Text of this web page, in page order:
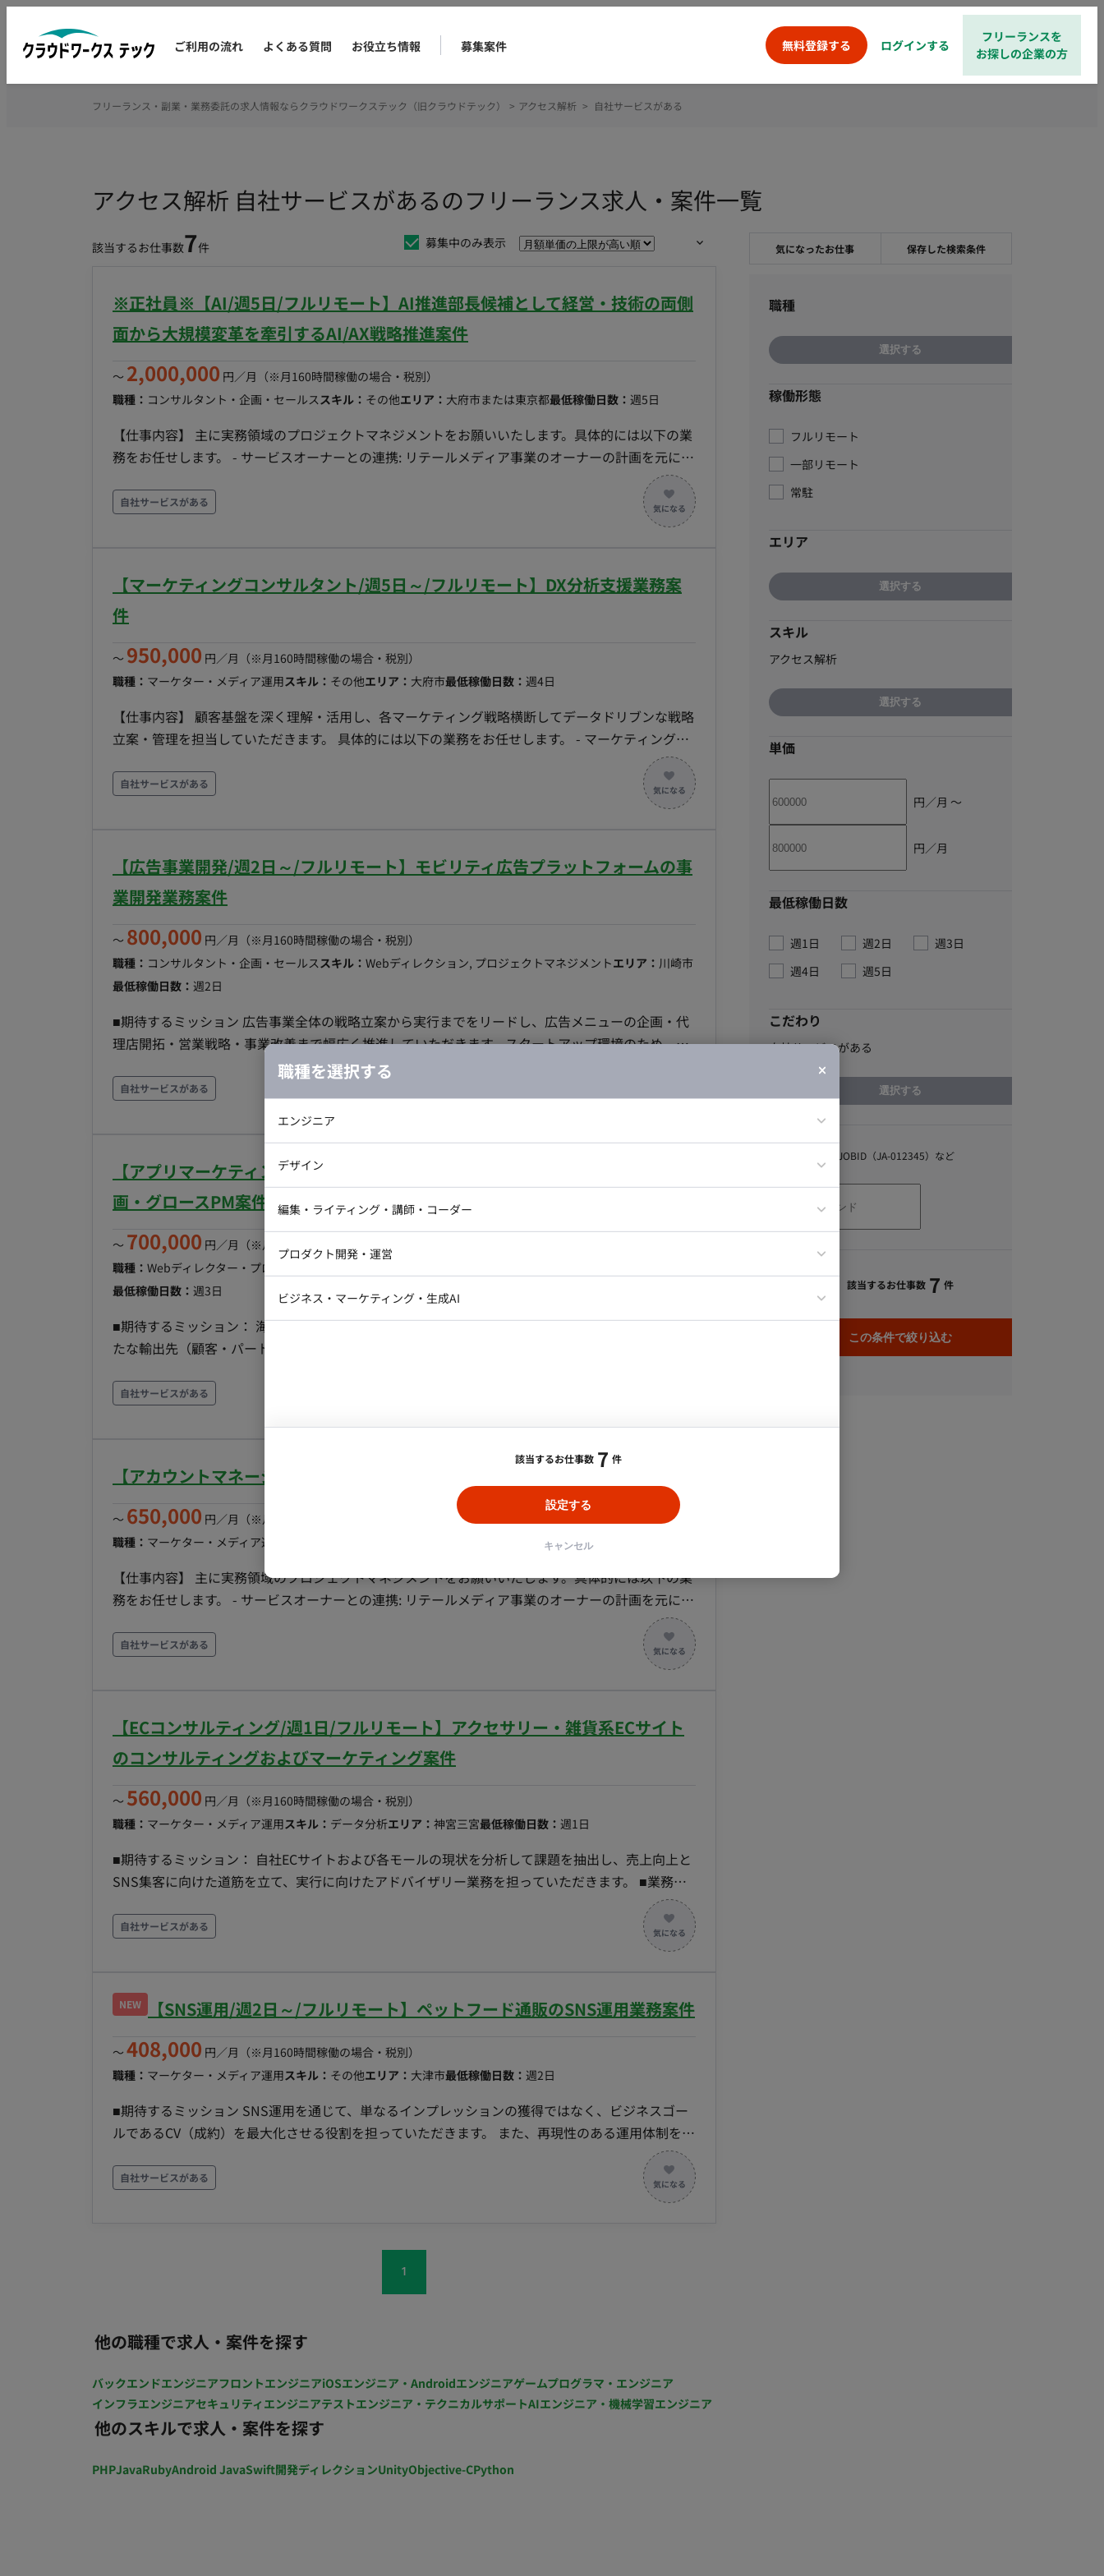
ご利用の流れ よくある質問 お役立ち情報 募集案件 無料登録する ログインする
フリーランスを
お探しの企業の方
アクセス解析 自社サービスがあるのフリーランス求人・案件一覧
該当するお仕事数7件 募集中のみ表示
※正社員※【AI/週5日/フルリモート】AI推進部長候補として経営・技術の両側
面から大規模変革を牽引するAI/AX戦略推進案件
〜 2,000,000 円／月 （※月160時間稼働の場合・税別）
職種： コンサルタント・企画・セールススキル： その他エリア： 大府市または東京都最低稼働日数： 週5日
【仕事内容】 主に実務領域のプロジェクトマネジメントをお願いいたします。具体的には以下の業
務をお任せします。 - サービスオーナーとの連携: リテールメディア事業のオーナーの計画を元に、
チームのフィジビリティを管理。 - チームのKPIやPDCA管理: チームメンバーの業務課題を見つ
け、PDCAを回すための支援を行う。 - 各アカウントのKPI管理: 戦略/戦術から引かれたKPIを達成す
るための阻害要因を解消し、施策を遂行する。 - ステークホルダーマネジメント: メーカーや代理
び社内の会議体の設定とファシリテーション。 - 戦略層への成長戦略提案支援: オーナーが社内の戦
略構築層へ説明・提案を行う際の、資料や報告内容の整理。
自社サービスがある
【マーケティングコンサルタント/週5日～/フルリモート】DX分析支援業務案
件
〜 950,000 円／月 （※月160時間稼働の場合・税別）
職種： マーケター・メディア運用スキル： その他エリア： 大府市最低稼働日数： 週4日
【仕事内容】 顧客基盤を深く理解・活用し、各マーケティング戦略横断してデータドリブンな戦略
立案・管理を担当していただきます。 具体的には以下の業務をお任せします。 - マーケティング戦
略策定: マーケティング領域における当社ストラテジストのビジョンを理解し、ロイヤルカスタマ
ー戦略や会員育成領域のロードマップ描く。 - フィジビリティの検証: 社内の資源を踏まえた戦略の
フィジビリティを検証し全体進捗の管理を行う。必要に応じてストラテジストへ資源追加の提案を
当社の顧客セグメントを深く理解し、アプリ/SNSなどのチャネルを活用した育成シナリオを構成し
具体的な戦術を策定する。 - 必要な人材モデルの作成: 構想した顧客育成シナリオの実現に必要なス
れた内容を評価し、最適なベンダー等の支援会社の選定を支援。 - ROI（投資対効果）モデルの作
成: 各戦術の費用対効果を定量的に評価するためのROIモデルを作成し、経営層への説明・合意形成
を行う。 - 経営層への報告・提案支援: 検討状況や計画内容について、ストラテジストが定期的に経
部以外の関連部門と密に連携し、情報共有や意見交換を行いながら計画を推進。
自社サービスがある
【広告事業開発/週2日～/フルリモート】モビリティ広告プラットフォームの事
業開発業務案件
〜 800,000 円／月 （※月160時間稼働の場合・税別）
職種： コンサルタント・企画・セールススキル： Webディレクション, プロジェクトマネジメントエリア： 川崎市
最低稼働日数： 週2日
■期待するミッション 広告事業全体の戦略立案から実行までをリードし、広告メニューの企画・代
理店開拓・営業戦略・事業改善まで幅広く推進していただきます。スタートアップ環境のため、戦
略立案だけでなく実務にも携わるプレイングマネージャーとしての活躍を期待しています。 ■業務
内容・担当工程 【広告プロダクト・広告メニュー開発】 広告メニューの企画・設計 商品設計の標
立案 広告代理店の新規開拓 提案資料・営業資料の作成 代理店とのリレーション構築 【広告主向け
アントへの報告支援 【事業戦略・オペレーション改善】 事業戦略への提言 営業・運用オペレーシ
ョン改善 スキーム設計 将来的な営業・企画体制の構想支援 ■働き方 稼働量：応相談 リモート稼
働：リモート可 稼働時間：平日10:00〜19:00のうち数時間～を想定 契約期間：長期可
自社サービスがある
【アプリマーケティング/週4日～/一部リモート】スマホアプリのコンテンツ企
画・グロースPM案件
〜 700,000 円／月 （※月160時間稼働の場合・税別）
職種： Webディレクター・プロデューサー・プロジェクトマネージャー
最低稼働日数： 週3日
■期待するミッション： 海外輸出領域の事業責任者として、0から1の立ち上げフェーズにおける新
たな輸出先（顧客・パートナー）の開拓、アライアンス構築、マーケティングプランの策定などを
務内容・担当工程： ・新たな輸出先（顧客・パートナー）の開拓およびアライアンス構築 ・各国
ンボーディング期間は出社となります。（以降はリモート稼働想定）
自社サービスがある
【アカウントマネージャー/週5日～/フルリモート】小売業の広告運営業務案件
〜 650,000 円／月 （※月160時間稼働の場合・税別）
職種： マーケター・メディア運用 週4日
【仕事内容】 主に実務領域のプロジェクトマネジメントをお願いいたします。具体的には以下の業
務をお任せします。 - サービスオーナーとの連携: リテールメディア事業のオーナーの計画を元に、
チームのフィジビリティを管理。 - チームのKPIやPDCA管理: チームメンバーの業務課題を見つ
け、PDCAを回すための支援を行う。 - 各アカウントのKPI管理: 戦略/戦術から引かれたKPIを達成す
るための阻害要因を解消し、施策を遂行する。 - ステークホルダーマネジメント: メーカーや代理
び社内の会議体の設定とファシリテーション。 - 戦略層への成長戦略提案支援: オーナーが社内の戦
略構築層へ説明・提案を行う際の、資料や報告内容の整理。
自社サービスがある
【ECコンサルティング/週1日/フルリモート】アクセサリー・雑貨系ECサイト
のコンサルティングおよびマーケティング案件
〜 560,000 円／月 （※月160時間稼働の場合・税別）
職種： マーケター・メディア運用スキル： データ分析エリア： 神宮三宮最低稼働日数： 週1日
■期待するミッション： 自社ECサイトおよび各モールの現状を分析して課題を抽出し、売上向上と
SNS集客に向けた道筋を立て、実行に向けたアドバイザリー業務を担っていただきます。 ■業務内
容・担当工程： 【要件定義・設計・保守運用】 ・各種ECサイト・モールの現状分析および改善課
題の洗い出し ・売上向上を目的としたマーケティング戦略の立案および提案 ・SNS（Instagram、
TikTokなど）を活用した集客戦略の策定 ・各種施策の実行に向けた、社内スタッフへのディレクシ
制： ・記載なし（※主にクライアント側の代表者様、および現場スタッフ様と連携していただきま
す） ■働き方： ・稼働量：週1日（月32時間程度を想定） ・リモート稼働：フルリモート可能 ・フ
自社サービスがある
NEW 【SNS運用/週2日～/フルリモート】ペットフード通販のSNS運用業務案件
〜 408,000 円／月 （※月160時間稼働の場合・税別）
職種： マーケター・メディア運用スキル： その他エリア： 大津市最低稼働日数： 週2日
■期待するミッション SNS運用を通じて、単なるインプレッションの獲得ではなく、ビジネスゴー
ルであるCV（成約）を最大化させる役割を担っていただきます。 また、再現性のある運用体制を構
築するため、社内メンバーへのノウハウ共有やレクチャーを行い、チーム全体のマーケティング力
を底上げすることを期待しています。 ■担当工程（業務範囲） 【戦略立案・施策実行】 新規顧客・
既存顧客それぞれに対するアプローチ戦略の策定、および再生数向上とCV最大化を両立させる運
自社サービスがある
1
他の職種で求人・案件を探す
バックエンドエンジニアフロントエンジニアiOSエンジニア・Androidエンジニアゲームプログラマ・エンジニア
インフラエンジニアセキュリティエンジニアテストエンジニア・テクニカルサポートAIエンジニア・機械学習エンジニア
他のスキルで求人・案件を探す
PHPJavaRubyAndroid JavaSwift開発ディレクションUnityObjective-CPython
気になったお仕事 保存した検索条件
職種
選択する
職種を選択する
エンジニア
インフラエンジニア
テストエンジニア・テクニカルサポート
AIエンジニア・機械学習エンジニア
デザイン
Webデザイナー・UI/UXデザイナー
ラストレーター
編集・ライティング・講師・コーダー
プロダクト開発・運営
クトマネージャー
ビジネス・マーケティング・生成AI
該当するお仕事数 7 件
設定する
キャンセル
稼働形態
フルリモート
一部リモート
常駐
エリア
選択する
スキル
アクセス解析
選択する
単価
円／月 〜
円／月
最低稼働日数
週1日 週2日
週3日
週4日
週5日
こだわり
自社サービスがある
選択する
スキル、職種、JOBID（JA-012345）など
該当するお仕事数 7 件
この条件で絞り込む
フリーランス・副業・業務委託の求人情報ならクラウドワークステック（旧クラウドテック） > アクセス解析 > 自社サービスがある